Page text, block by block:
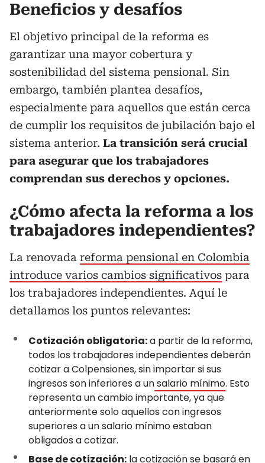
Beneficios y desafíos
El objetivo principal de la reforma es
garantizar una mayor cobertura y
sostenibilidad del sistema pensional. Sin
embargo, también plantea desafíos,
especialmente para aquellos que están cerca
de cumplir los requisitos de jubilación bajo el
sistema anterior. La transición será crucial
para asegurar que los trabajadores
comprendan sus derechos y opciones.
¿Cómo afecta la reforma a los
trabajadores independientes?
La renovada reforma pensional en Colombia
introduce varios cambios significativos para
los trabajadores independientes. Aquí le
detallamos los puntos relevantes:
Cotización obligatoria:a partir de la reforma,
todos los trabajadores independientes deberán
cotizar a Colpensiones, sin importar si sus
ingresos son inferiores a unsalario mínimo. Esto
representa un cambio importante, ya que
anteriormente solo aquellos con ingresos
superiores a un salario mínimo estaban
obligados a cotizar.
Base de cotización: la cotización se basará en